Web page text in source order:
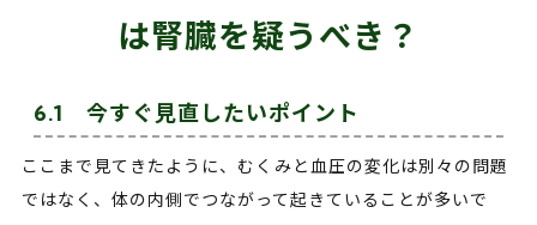
は腎臓を疑うべき？
6.1 今すぐ見直したいポイント
ここまで見てきたように、むくみと血圧の変化は別々の問題
ではなく、体の内側でつながって起きていることが多いで